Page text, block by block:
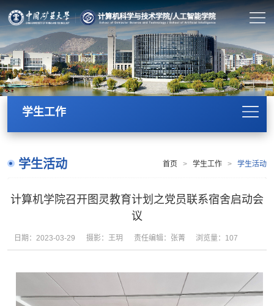
学生工作
学生活动 首页 > 学生工作 > 学生活动
计算机学院召开图灵教育计划之党员联系宿舍启动会
议
日期：2023-03-29 摄影：王玥 责任编辑：张菁 浏览量： 107